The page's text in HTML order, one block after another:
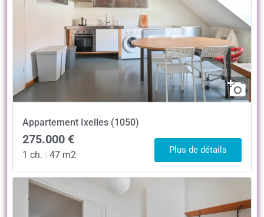
Appartement Ixelles (1050)
275.000 €
1 ch. | 47 m2 Plus de détails